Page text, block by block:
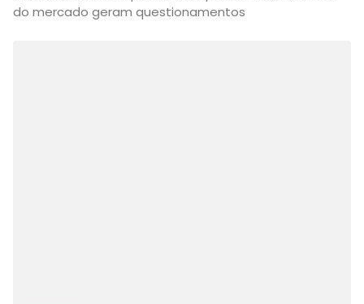
do mercado geram questionamentos